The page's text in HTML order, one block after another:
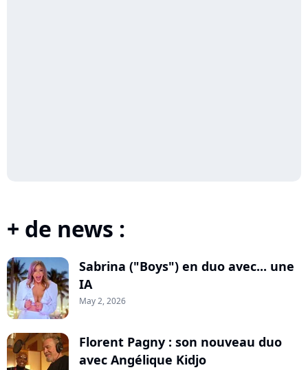
+ de news :
Sabrina ("Boys") en duo avec... une
IA
May 2, 2026
Florent Pagny : son nouveau duo
avec Angélique Kidjo